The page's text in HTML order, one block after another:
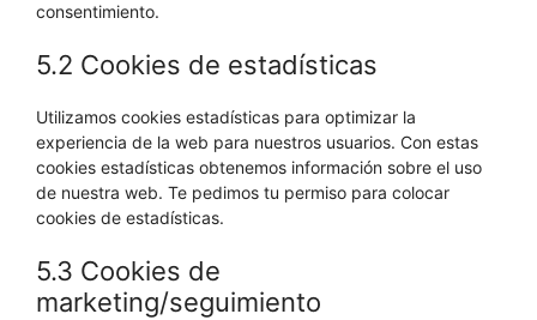
consentimiento.
5.2 Cookies de estadísticas
Utilizamos cookies estadísticas para optimizar la
experiencia de la web para nuestros usuarios. Con estas
cookies estadísticas obtenemos información sobre el uso
de nuestra web. Te pedimos tu permiso para colocar
cookies de estadísticas.
5.3 Cookies de
marketing/seguimiento